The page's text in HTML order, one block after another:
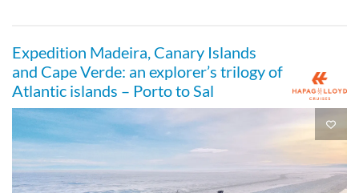
Balkonkabine
Guarantee Balcony Cabin-[S05]
Expedition Madeira, Canary Islands
and Cape Verde: an explorer’s trilogy of
Atlantic islands – Porto to Sal